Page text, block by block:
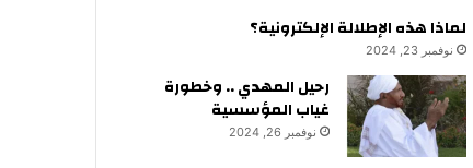
لماذا هذه الإطلالة الإلكترونية؟
نوفمبر 23, 2024
رحيل المهدي .. وخطورة
غياب المؤسسية
نوفمبر 26, 2024